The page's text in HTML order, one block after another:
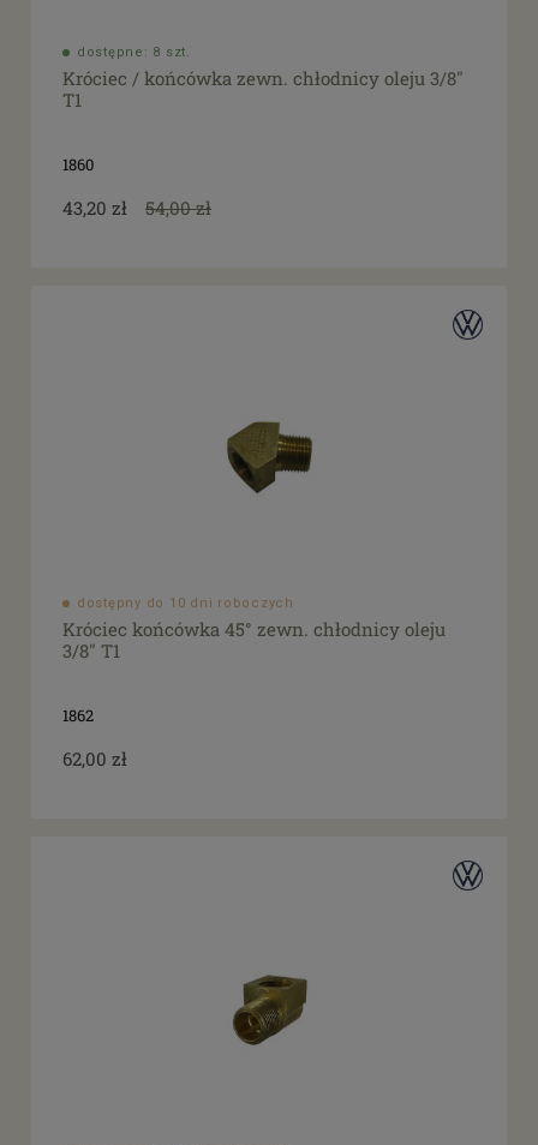
dostępne: 8 szt.
Króciec / końcówka zewn. chłodnicy oleju 3/8"
T1
1860
43,20 zł 54,00 zł
dostępny do 10 dni roboczych
Króciec końcówka 45° zewn. chłodnicy oleju
3/8" T1
1862
62,00 zł